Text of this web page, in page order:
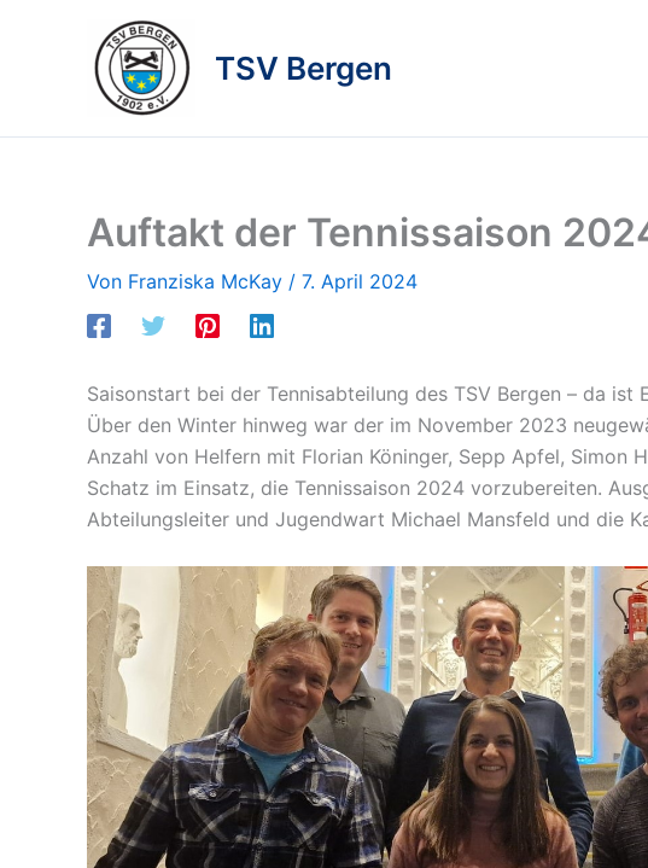
TSV Bergen
Auftakt der Tennissaison
Von Franziska McKay / 7. April 2024
Saisonstart bei der Tennisabteilung des TSV Bergen – da ist
Über den Winter hinweg war der im November 2023
Anzahl von Helfern mit Florian Köninger, Sepp Apfel, Simon
Schatz im Einsatz, die Tennissaison 2024 vorzubereiten.
Abteilungsleiter und Jugendwart Michael Mansfeld und die